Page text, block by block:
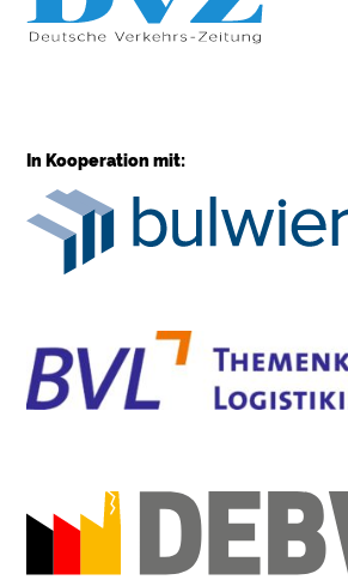
In Kooperation mit: